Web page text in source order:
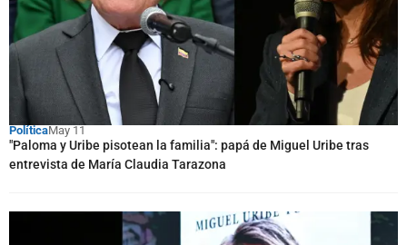
PolíticaMay 11
"Paloma y Uribe pisotean la familia": papá de Miguel Uribe tras
entrevista de María Claudia Tarazona